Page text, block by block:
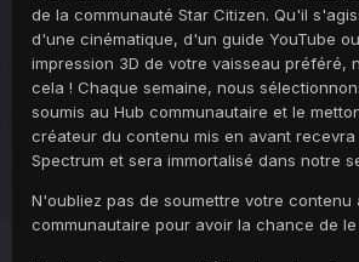
de la communauté Star Citizen. Qu'il
d'une cinématique, d'un guide YouTube
impression 3D de votre vaisseau préféré,
cela ! Chaque semaine, nous
soumis au Hub communautaire et le
créateur du contenu mis en avant recevra
Spectrum et sera immortalisé dans notre
N'oubliez pas de soumettre votre contenu
communautaire pour avoir la chance de